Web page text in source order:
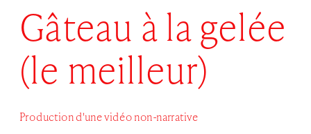
Gâteau à la gelée
(le meilleur)
Production d'une vidéo non-narrative